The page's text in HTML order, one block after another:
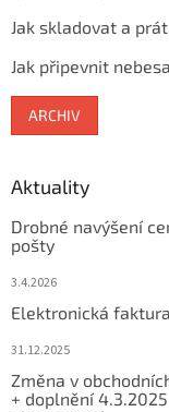
Jak skladovat a
Jak připevnit
ARCHIV
Aktuality
Drobné navýšení
pošty
3.4.2026
Elektronická
31.12.2025
Změna v
+ doplnění